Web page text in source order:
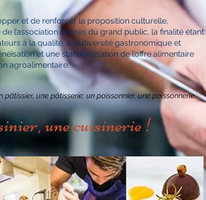
et de renforcer la proposition culturelle,
l’association auprès du grand public, la finalité étant
à la qualité, à la diversité gastronomique et
et une standardisation de l’offre alimentaire
agroalimentaire.
pâtissier, une pâtisserie; un poissonnier, une poissonnerie...
une cuisinerie !